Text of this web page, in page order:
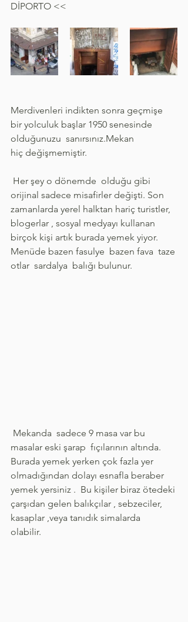
DİPORTO <<
Merdivenleri indikten sonra geçmişe
bir yolculuk başlar 1950 senesinde
olduğunuzu  sanırsınız.Mekan
hiç değişmemiştir.
Her şey o dönemde  olduğu gibi
orijinal sadece misafirler değişti. Son
zamanlarda yerel halktan hariç turistler,
blogerlar , sosyal medyayı kullanan
birçok kişi artık burada yemek yiyor.
Menüde bazen fasulye  bazen fava  taze
otlar  sardalya  balığı bulunur.
masalar eski şarap  fıçılarının altında.
Burada yemek yerken çok fazla yer
olmadığından dolayı esnafla beraber
yemek yersiniz .  Bu kişiler biraz ötedeki
çarşıdan gelen balıkçılar , sebzeciler,
kasaplar ,veya tanıdık simalarda
olabilir.